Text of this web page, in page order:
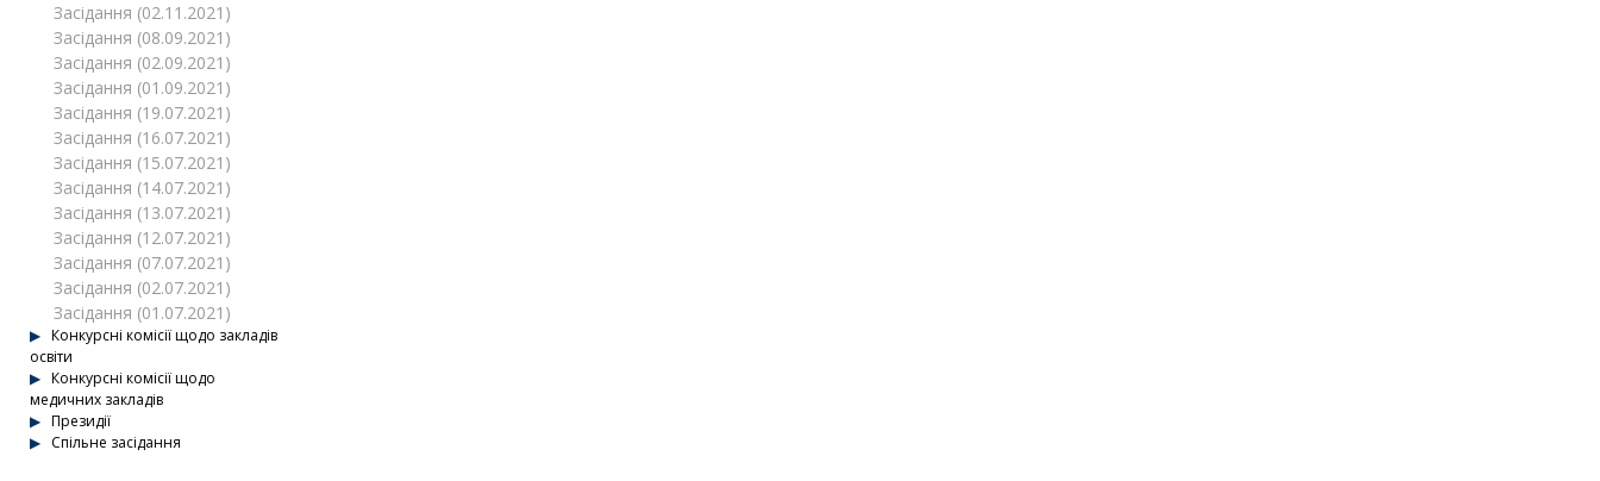
Засідання (02.11.2021)
Засідання (08.09.2021)
Засідання (02.09.2021)
Засідання (01.09.2021)
Засідання (19.07.2021)
Засідання (16.07.2021)
Засідання (15.07.2021)
Засідання (14.07.2021)
Засідання (13.07.2021)
Засідання (12.07.2021)
Засідання (07.07.2021)
Засідання (02.07.2021)
Засідання (01.07.2021)
Конкурсні комісії щодо закладів
освіти
Конкурсні комісії щодо
медичних закладів
Президії
Спільне засідання